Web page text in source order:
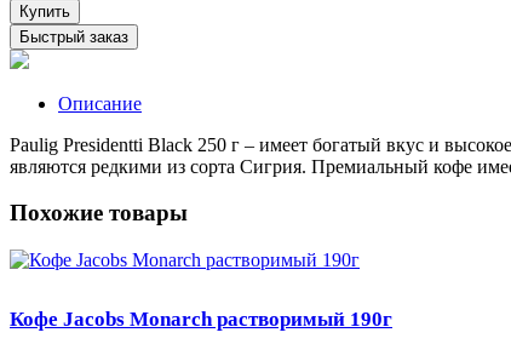
Купить
Быстрый заказ
Описание
Paulig Presidentti Black 250 г – имеет богатый вкус и
являются редкими из сорта Сигрия. Премиальный кофе
Похожие товары
Кофе Jacobs Monarch растворимый 190г